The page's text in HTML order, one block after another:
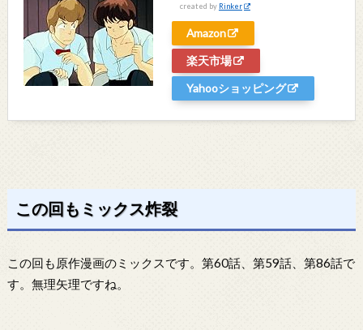
created by Rinker
Amazon
楽天市場
Yahooショッピング
この回もミックス炸裂
この回も原作漫画のミックスです。第60話、第59話、第86話で
す。無理矢理ですね。